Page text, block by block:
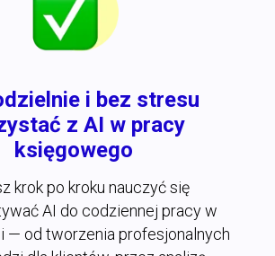
i bez stresu
z AI w pracy
księgowego
krok po kroku nauczyć się
AI do codziennej pracy w
— od tworzenia profesjonalnych